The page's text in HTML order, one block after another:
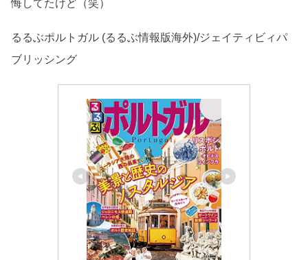
悔してたけど（笑）
るるぶポルトガル (るるぶ情報版海外)/ジェイティビィパ
ブリッシング